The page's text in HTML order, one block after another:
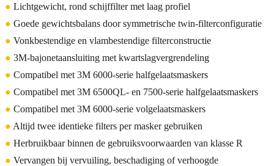
● Lichtgewicht, rond schijffilter met laag profiel
● Goede gewichtsbalans door symmetrische twin-filterconfiguratie
● Vonkbestendige en vlambestendige filterconstructie
● 3M-bajonetaansluiting met kwartslagvergrendeling
● Compatibel met 3M 6000-serie halfgelaatsmaskers
● Compatibel met 3M 6500QL- en 7500-serie halfgelaatsmaskers
● Compatibel met 3M 6000-serie volgelaatsmaskers
● Altijd twee identieke filters per masker gebruiken
● Herbruikbaar binnen de gebruiksvoorwaarden van klasse R
● Vervangen bij vervuiling, beschadiging of verhoogde